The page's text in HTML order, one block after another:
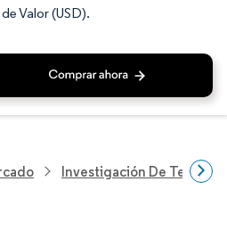
Valor (USD).
Investigación De